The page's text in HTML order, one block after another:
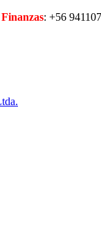
Finanzas: +56